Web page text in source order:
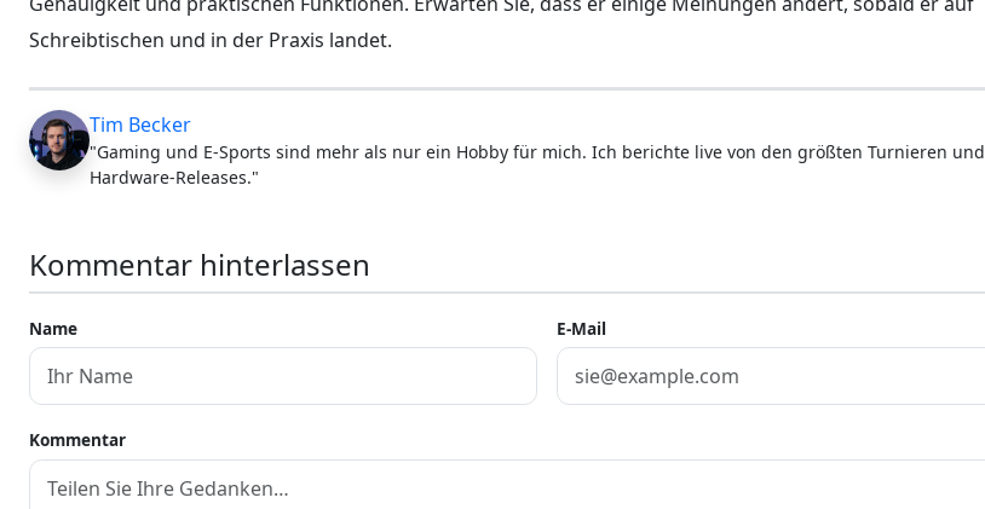
Schreibtischen und in der Praxis landet.
Tim Becker
"Gaming und E-Sports sind mehr als nur ein Hobby für mich. Ich berichte live von den größten Turnieren und
Hardware-Releases."
Kommentar hinterlassen
Name E-Mail
Kommentar